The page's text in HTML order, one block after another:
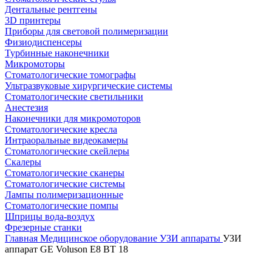
Дентальные рентгены
3D принтеры
Приборы для световой полимеризации
Физиодиспенсеры
Турбинные наконечники
Микромоторы
Стоматологические томографы
Ультразвуковые хирургические системы
Стоматологические светильники
Анестезия
Наконечники для микромоторов
Стоматологические кресла
Интраоральные видеокамеры
Стоматологические скейлеры
Скалеры
Стоматологические сканеры
Стоматологические системы
Лампы полимеризационные
Стоматологические помпы
Шприцы вода-воздух
Фрезерные станки
Главная Медицинское оборудование УЗИ аппараты УЗИ
аппарат GE Voluson E8 BT 18